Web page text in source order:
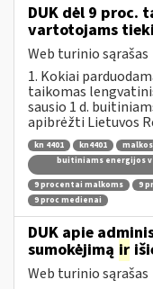
DUK dėl 9 proc.
vartotojams
Web turinio sąrašas
1. Kokiai
taikomas
sausio 1 d.
apibrėžti Lietuvos
kn 4401 kn4401 malkos
buitiniams energijos
9 procentai malkoms
9
9 proc medienai
DUK apie
sumokėjimą ir
Web turinio sąrašas